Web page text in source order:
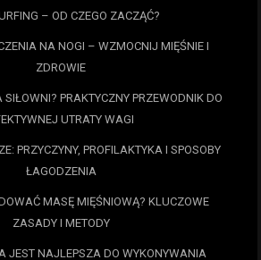
– OD CZEGO ZACZĄĆ?
NA NOGI – WZMOCNIJ MIĘŚNIE I
ZDROWIE
PRAKTYCZNY PRZEWODNIK DO
UTRATY WAGI
PRZYCZYNY, PROFILAKTYKA I SPOSOBY
ŁAGODZENIA
MASĘ MIĘŚNIOWĄ? KLUCZOWE
ZASADY I METODY
JEST NAJLEPSZA DO WYKONYWANIA